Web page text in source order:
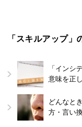
「スキルアップ」
「インシ
意味を正
どんなと
方・言い